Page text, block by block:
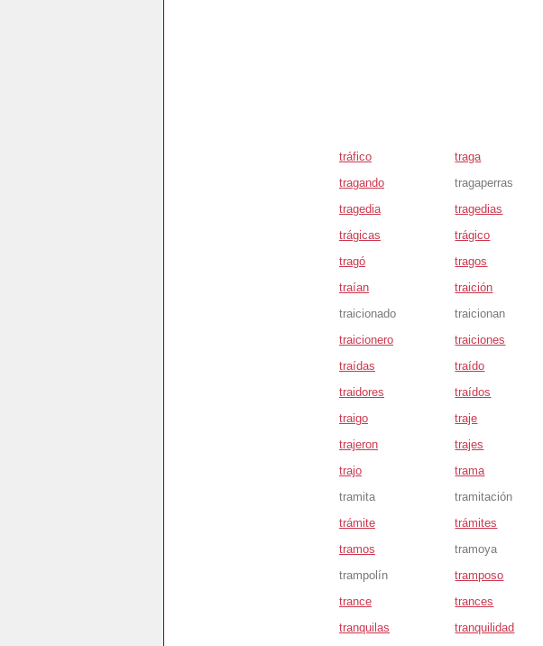
tráfico traga
tragando
tragaperras
tragedia
tragedias
trágicas
trágico
tragó
tragos
traían
traición
traicionado
traicionan
traicionero
traiciones
traídas
traído
traidores
traídos
traigo
traje
trajeron
trajes
trajo
trama
tramita
tramitación
trámite
trámites
tramos
tramoya
trampolín
tramposo
trance
trances
tranquilas
tranquilidad